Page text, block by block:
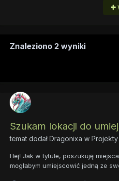
Znaleziono 2 wyniki
Szukam lokacji do
temat dodałDragonixa w Projekty
Hej! Jak w tytule, poszukuję
mogłabym umiejscowić jedną ze